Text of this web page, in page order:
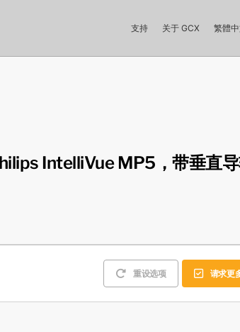
支持 关于 GCX 繁體
IntelliVue MP5，带垂直
重设选项 请求更